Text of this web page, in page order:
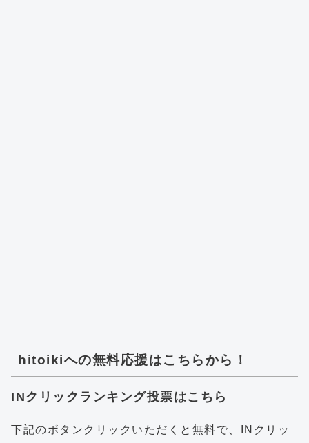
hitoikiへの無料応援はこちらから！
INクリックランキング投票はこちら
下記のボタンクリックいただくと無料で、INクリッ